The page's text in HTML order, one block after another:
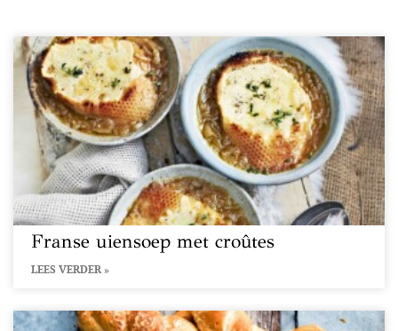
Franse uiensoep met croûtes
LEES VERDER »